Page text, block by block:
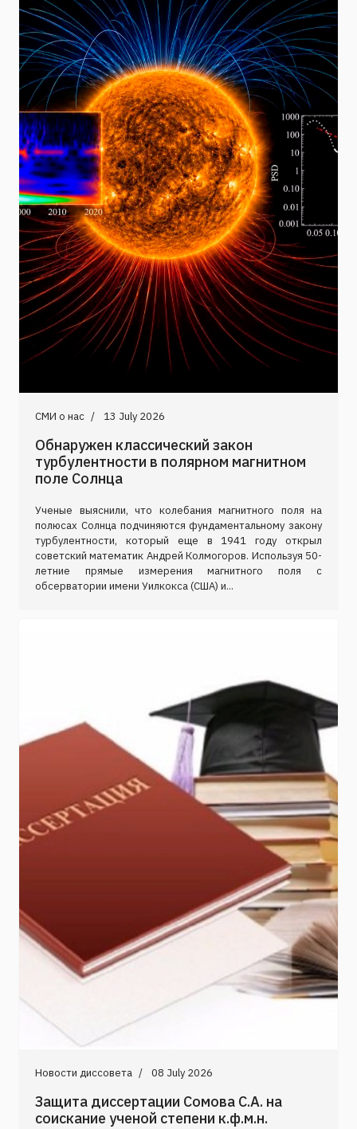
СМИ о нас 13 July 2026
Обнаружен классический закон
турбулентности в полярном магнитном
поле Солнца
Ученые выяснили, что колебания магнитного поля на
полюсах Солнца подчиняются фундаментальному закону
турбулентности, который еще в 1941 году открыл
советский математик Андрей Колмогоров. Используя 50-
летние прямые измерения магнитного поля с
обсерватории имени Уилкокса (США) и...
Новости диссовета 08 July 2026
Защита диссертации Сомова С.А. на
соискание ученой степени к.ф.м.н.